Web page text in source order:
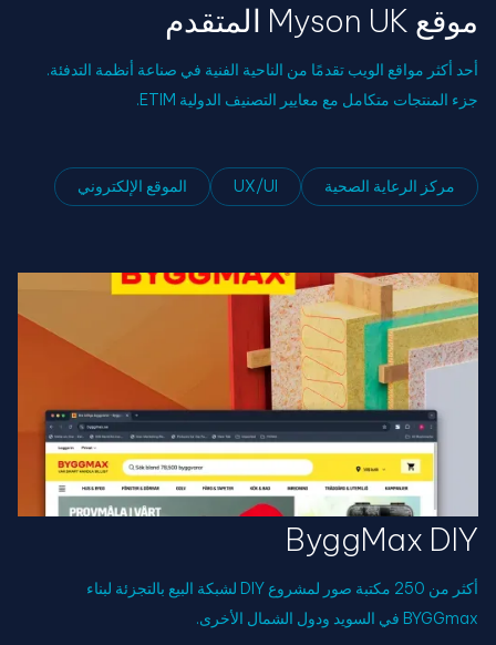
موقع Myson UK المتقدم
أحد أكثر مواقع الويب تقدمًا من الناحية الفنية في صناعة أنظمة التدفئة.
جزء المنتجات متكامل مع معايير التصنيف الدولية ETIM.
مركز الرعاية الصحية UX/UI الموقع الإلكتروني
ByggMax DIY
أكثر من 250 مكتبة صور لمشروع DIY لشبكة البيع بالتجزئة لبناء
BYGGmax في السويد ودول الشمال الأخرى.